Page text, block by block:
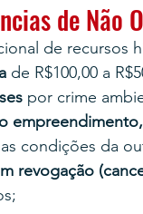
de
de recursos
de R$100,00 a
por crime
condições da
revogação